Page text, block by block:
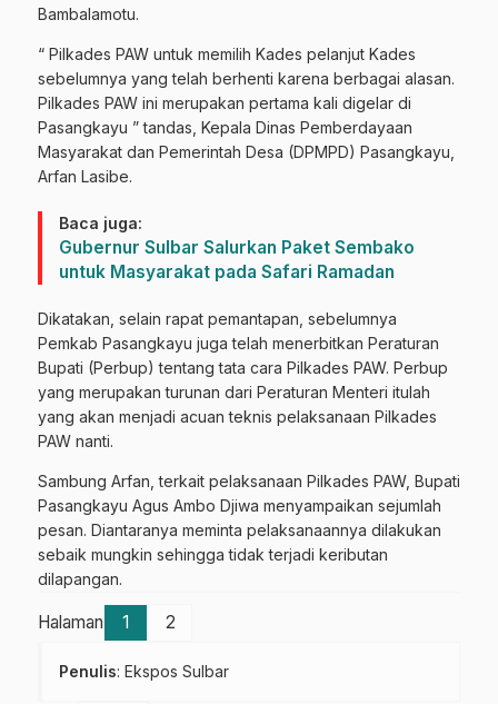
Bambalamotu.
“ Pilkades PAW untuk memilih Kades pelanjut Kades
sebelumnya yang telah berhenti karena berbagai alasan.
Pilkades PAW ini merupakan pertama kali digelar di
Pasangkayu ” tandas, Kepala Dinas Pemberdayaan
Masyarakat dan Pemerintah Desa (DPMPD) Pasangkayu,
Arfan Lasibe.
Baca juga:
Gubernur Sulbar Salurkan Paket Sembako
untuk Masyarakat pada Safari Ramadan
Dikatakan, selain rapat pemantapan, sebelumnya
Pemkab Pasangkayu juga telah menerbitkan Peraturan
Bupati (Perbup) tentang tata cara Pilkades PAW. Perbup
yang merupakan turunan dari Peraturan Menteri itulah
yang akan menjadi acuan teknis pelaksanaan Pilkades
PAW nanti.
Sambung Arfan, terkait pelaksanaan Pilkades PAW, Bupati
Pasangkayu Agus Ambo Djiwa menyampaikan sejumlah
pesan. Diantaranya meminta pelaksanaannya dilakukan
sebaik mungkin sehingga tidak terjadi keributan
dilapangan.
Halaman 1 2
Penulis: Ekspos Sulbar